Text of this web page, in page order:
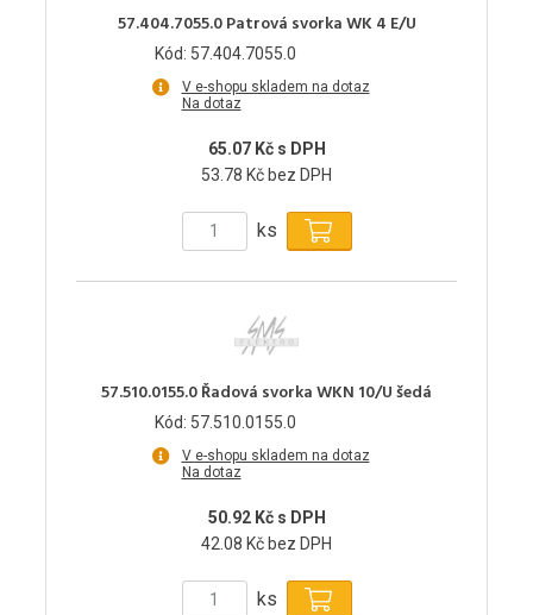
57.404.7055.0 Patrová svorka WK 4 E/U
Kód: 57.404.7055.0
V e-shopu skladem na dotaz
Na dotaz
65.07 Kč s DPH
53.78 Kč bez DPH
ks
57.510.0155.0 Řadová svorka WKN 10/U šedá
Kód: 57.510.0155.0
V e-shopu skladem na dotaz
Na dotaz
50.92 Kč s DPH
42.08 Kč bez DPH
ks